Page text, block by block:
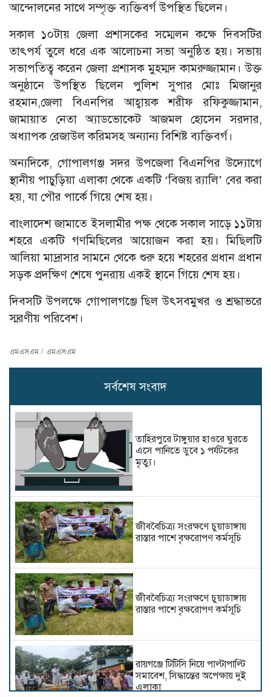
আন্দোলনের সাথে সম্পৃক্ত ব্যক্তিবর্গ উপস্থিত ছিলেন।
সকাল ১০টায় জেলা প্রশাসকের সম্মেলন কক্ষে দিবসটির
তাৎপর্য তুলে ধরে এক আলোচনা সভা অনুষ্ঠিত হয়। সভায়
সভাপতিত্ব করেন জেলা প্রশাসক মুহম্মদ কামরুজ্জামান। উক্ত
অনুষ্ঠানে উপস্থিত ছিলেন পুলিশ সুপার মোঃ মিজানুর
রহমান,জেলা বিএনপির আহ্বায়ক শরীফ রফিকুজ্জামান,
জামায়াত নেতা অ্যাডভোকেট আজমল হোসেন সরদার,
অধ্যাপক রেজাউল করিমসহ অন্যান্য বিশিষ্ট ব্যক্তিবর্গ।
অন্যদিকে, গোপালগঞ্জ সদর উপজেলা বিএনপির উদ্যোগে
স্থানীয় পাচুড়িয়া এলাকা থেকে একটি ‘বিজয় র‍্যালি’ বের করা
হয়, যা পৌর পার্কে গিয়ে শেষ হয়।
বাংলাদেশ জামাতে ইসলামীর পক্ষ থেকে সকাল সাড়ে ১১টায়
শহরে একটি গণমিছিলের আয়োজন করা হয়। মিছিলটি
আলিয়া মাদ্রাসার সামনে থেকে শুরু হয়ে শহরের প্রধান প্রধান
সড়ক প্রদক্ষিণ শেষে পুনরায় একই স্থানে গিয়ে শেষ হয়।
দিবসটি উপলক্ষে গোপালগঞ্জে ছিল উৎসবমুখর ও শ্রদ্ধাভরে
স্মরণীয় পরিবেশ।
এমএসএম / এমএসএম
সর্বশেষ সংবাদ
তাহিরপুরে টাঙ্গুয়ার হাওরে ঘুরতে
এসে পানিতে ডুবে ১ পর্যটকের
মৃত্যু।
জীববৈচিত্র্য সংরক্ষণে চুয়াডাঙ্গায়
রাস্তার পাশে বৃক্ষরোপণ কর্মসূচি
জীববৈচিত্র্য সংরক্ষণে চুয়াডাঙ্গায়
রাস্তার পাশে বৃক্ষরোপণ কর্মসূচি
রায়গঞ্জে টিটিসি নিয়ে পাল্টাপাল্টি
সমাবেশ, সিদ্ধান্তের অপেক্ষায় দুই
এলাকা